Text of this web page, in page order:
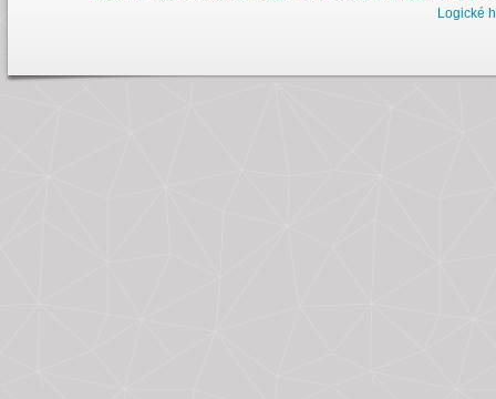
Logické